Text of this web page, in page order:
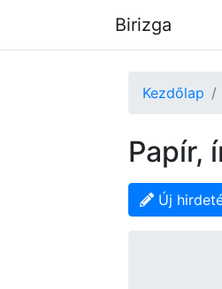
Birizga
Kezdőlap
Papír,
Új